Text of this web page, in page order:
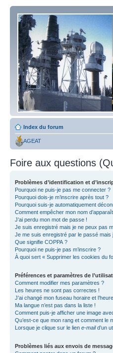
Index du forum
AGEAT
Foire aux questions
Problèmes d’identification et
Pourquoi ne puis-je pas me connecter ?
Pourquoi dois-je m’inscrire après tout ?
Pourquoi suis-je automatiquement
Comment empêcher mon nom
J’ai perdu mon mot de passe !
Je suis enregistré mais je ne peux pas
Je me suis enregistré par le passé
Que signifie COPPA ?
Pourquoi ne puis-je pas m’inscrire ?
À quoi sert « Supprimer les cookies du
Préférences et paramètres de
Comment modifier mes paramètres ?
Les heures ne sont pas correctes !
J’ai changé mon fuseau horaire et
Ma langue n’est pas dans la liste !
Comment puis-je afficher une image
Qu’est-ce que mon rang et comment le
Lorsque je clique sur le lien e-maild’un
Problèmes liés aux envois de